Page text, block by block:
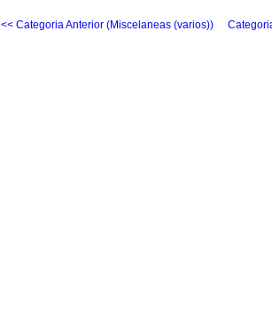
<< Categoria Anterior (Miscelaneas (varios))